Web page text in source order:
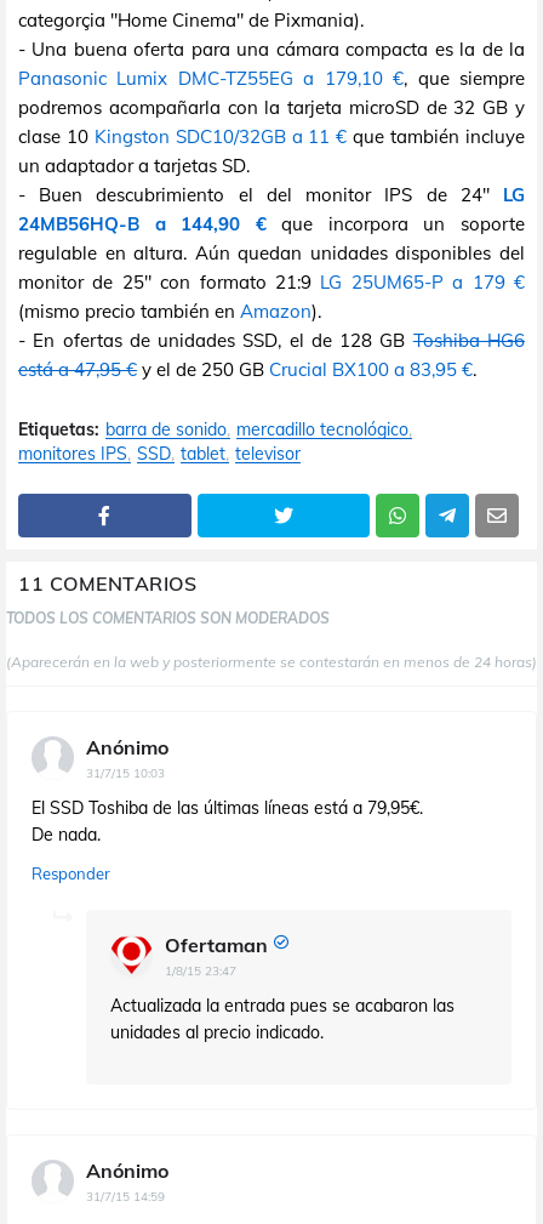
categorçia "Home Cinema" de Pixmania).
- Una buena oferta para una cámara compacta es la de la
Panasonic Lumix DMC-TZ55EG a 179,10 €, que siempre
podremos acompañarla con la tarjeta microSD de 32 GB y
clase 10 Kingston SDC10/32GB a 11 € que también incluye
un adaptador a tarjetas SD.
- Buen descubrimiento el del monitor IPS de 24" LG
24MB56HQ-B a 144,90 €que incorpora un soporte
regulable en altura. Aún quedan unidades disponibles del
monitor de 25" con formato 21:9 LG 25UM65-P a 179 €
(mismo precio también en Amazon).
- En ofertas de unidades SSD, el de 128 GBToshiba HG6
está a 47,95 € y el de 250 GB Crucial BX100 a 83,95 €.
Etiquetas: barra de sonido mercadillo tecnológico
monitores IPS SSD tablet televisor
11 COMENTARIOS
TODOS LOS COMENTARIOS SON MODERADOS
(Aparecerán en la web y posteriormente se contestarán en menos de 24 horas)
Anónimo
31/7/15 10:03
El SSD Toshiba de las últimas líneas está a 79,95€.
De nada.
Responder
Ofertaman
1/8/15 23:47
Actualizada la entrada pues se acabaron las
unidades al precio indicado.
Anónimo
31/7/15 14:59